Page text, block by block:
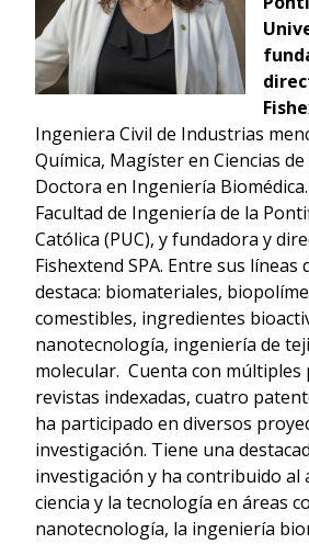
Ingeniera Civil de Industrias
Química, Magíster en Ciencias
Doctora en Ingeniería Biomédica.
Facultad de Ingeniería de la
Católica (PUC), y fundadora y
Fishextend SPA. Entre sus líneas
destaca: biomateriales,
comestibles, ingredientes
nanotecnología, ingeniería de
molecular. Cuenta con múltiples
revistas indexadas, cuatro
ha participado en diversos
investigación. Tiene una
investigación y ha contribuido al
ciencia y la tecnología en áreas
nanotecnología, la ingeniería